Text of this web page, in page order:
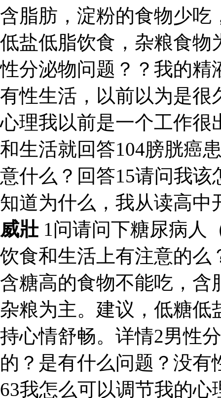
含脂肪，淀粉的食物少吃
低盐低脂饮食，杂粮食物
性分泌物问题？？我的精
有性生活，以前以为是很
心理我以前是一个工作很
和生活就回答104膀胱癌
意什么？回答15请问我
知道为什么，我从读高
威壯1问请问下糖尿病人
饮食和生活上有注意的么
含糖高的食物不能吃，含
杂粮为主。建议，低糖
持心情舒畅。详情2男性
的？是有什么问题？没
63我怎么可以调节我的